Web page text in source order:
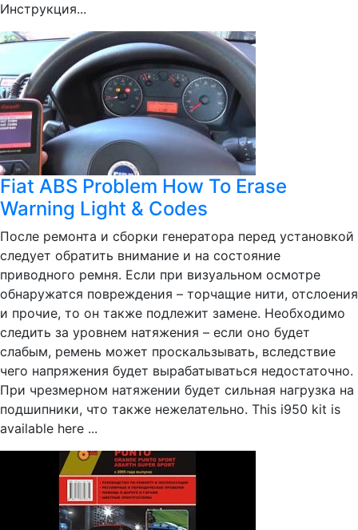
Инструкция...
Fiat ABS Problem How To Erase
Warning Light & Codes
После ремонта и сборки генератора перед установкой
следует обратить внимание и на состояние
приводного ремня. Если при визуальном осмотре
обнаружатся повреждения – торчащие нити, отслоения
и прочие, то он также подлежит замене. Необходимо
следить за уровнем натяжения – если оно будет
слабым, ремень может проскальзывать, вследствие
чего напряжения будет вырабатываться недостаточно.
При чрезмерном натяжении будет сильная нагрузка на
подшипники, что также нежелательно. This i950 kit is
available here ...